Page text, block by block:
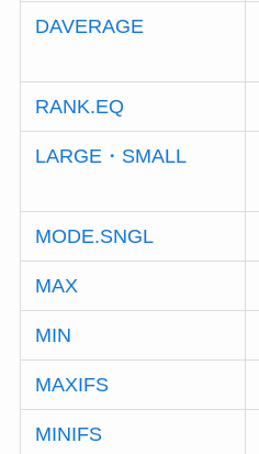
DAVERAGE
RANK.EQ
LARGE・SMALL
MODE.SNGL
MAX
MIN
MAXIFS
MINIFS